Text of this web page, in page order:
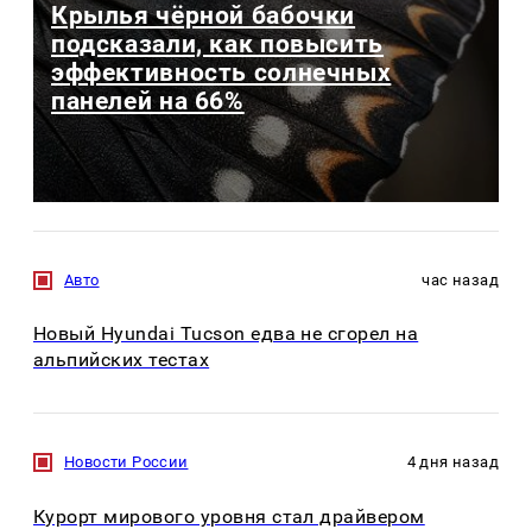
Крылья чёрной бабочки
подсказали, как повысить
эффективность солнечных
панелей на 66%
Авто час назад
Новый Hyundai Tucson едва не сгорел на
альпийских тестах
Новости России 4 дня назад
Курорт мирового уровня стал драйвером